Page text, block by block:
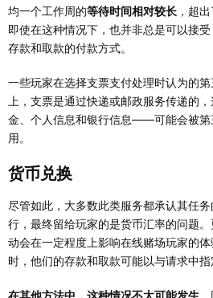
均一个工作周的等待时间相对较长 ，超
即使在这种情况下，也并非总是可以接
存款和取款的付款方式。
一些玩家在选择支票支付处理时认为的
上，支票是通过快递或邮政服务传递的
金、个人信息和银行信息——可能会被第
用。
货币兑换
尽管如此，大多数此类服务都承认其任
行，最终留给玩家的是货币汇率的问题
动会在一定程度上影响在线赌场玩家的
时，他们的存款和取款可能以与请求中指
在其他方法中，这种情况不太可能发生